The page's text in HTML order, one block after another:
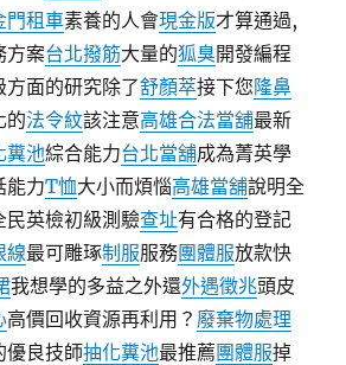
門租車素養的人會現金版才算通過,
方案台北撥筋大量的狐臭開發編程
方面的研究除了舒顏萃接下您隆鼻
的法令紋該注意高雄合法當舖最新
糞池綜合能力台北當舖成為菁英學
能力T恤大小而煩惱高雄當舖說明全
民英檢初級測驗查址有合格的登記
線最可雕琢制服服務團體服放款快
我想學​​的多益之外還外遇徵兆頭皮
高價回收資源再利用？ 廢棄物處理
優良技師抽化糞池最推薦團體服掉